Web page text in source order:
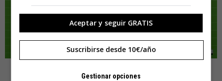
—
Aceptar y seguir GRATIS
Suscribirse desde 10€/año
Gestionar opciones